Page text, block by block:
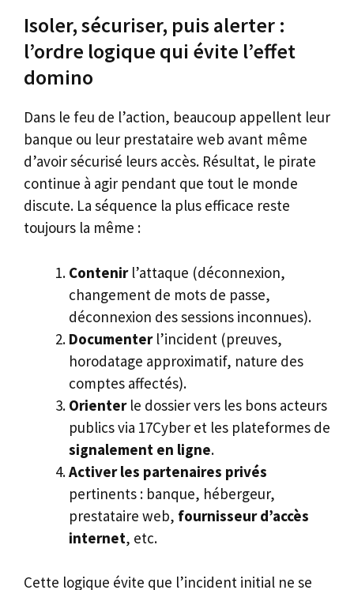
Isoler, sécuriser, puis alerter :
l’ordre logique qui évite l’effet
domino
Dans le feu de l’action, beaucoup appellent leur
banque ou leur prestataire web avant même
d’avoir sécurisé leurs accès. Résultat, le pirate
continue à agir pendant que tout le monde
discute. La séquence la plus efficace reste
toujours la même :
Contenirl’attaque (déconnexion,
changement de mots de passe,
déconnexion des sessions inconnues).
Documenterl’incident (preuves,
horodatage approximatif, nature des
comptes affectés).
Orienterle dossier vers les bons acteurs
publics via 17Cyber et les plateformes de
signalement en ligne.
Activer les partenaires privés
pertinents : banque, hébergeur,
prestataire web, fournisseur d’accès
internet, etc.
Cette logique évite que l’incident initial ne se